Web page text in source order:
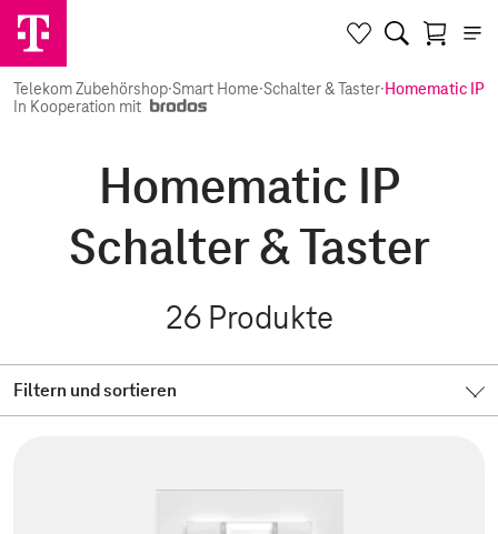
Telekom Zubehörshop·Smart Home·Schalter & Taster·Homematic IP
In Kooperation mit
Homematic IP
Schalter & Taster
26 Produkte
Filtern und sortieren